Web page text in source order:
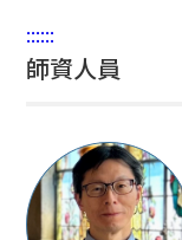
::::::
師資人員